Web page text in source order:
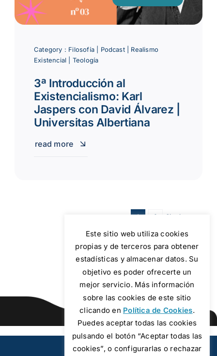
Category : Filosofía| Podcast| Realismo
Existencial
Teología
3ª Introducción al
Existencialismo: Karl
Jaspers con David Álvarez |
Universitas Albertiana
read more
1 2 Siguiente
Este sitio web utiliza cookies
propias y de terceros para obtener
estadísticas y almacenar datos. Su
objetivo es poder ofrecerte un
mejor servicio. Más información
sobre las cookies de este sitio
clicando en Política de Cookies.
Puedes aceptar todas las cookies
pulsando el botón “Aceptar todas las
cookies”, o configurarlas o rechazar